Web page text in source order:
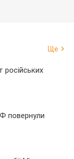
Ще
російських
повернули